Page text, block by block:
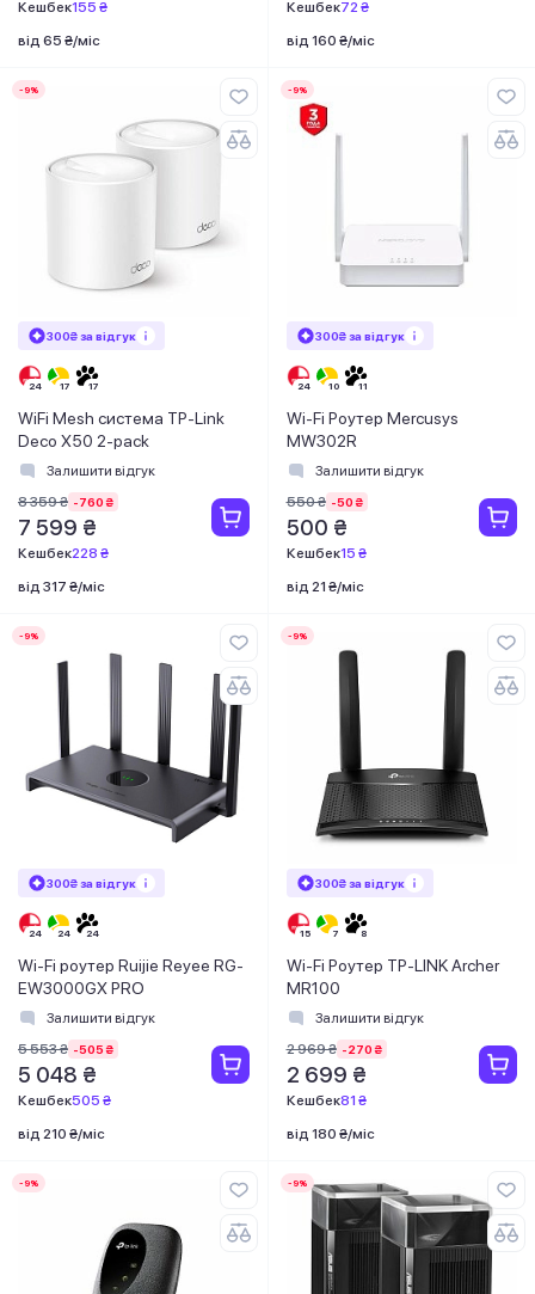
Кешбек155 ₴
від 65 ₴/міс
Кешбек72 ₴
від 160 ₴/міс
-9%
300₴ за відгук
WiFi Mesh система TP-Link
Deco X50 2-pack
Залишити відгук
8 359 ₴ -760 ₴
7 599 ₴
Кешбек228 ₴
від 317 ₴/міс
-9%
300₴ за відгук
Wi-Fi Роутер Mercusys
MW302R
Залишити відгук
550 ₴ -50 ₴
500 ₴
Кешбек15 ₴
від 21 ₴/міс
-9%
300₴ за відгук
Wi-Fi роутер Ruijie Reyee RG-
EW3000GX PRO
Залишити відгук
5 553 ₴ -505 ₴
5 048 ₴
Кешбек505 ₴
від 210 ₴/міс
-9%
300₴ за відгук
Wi-Fi Роутер TP-LINK Archer
MR100
Залишити відгук
2 969 ₴ -270 ₴
2 699 ₴
Кешбек81 ₴
від 180 ₴/міс
-9% -9%